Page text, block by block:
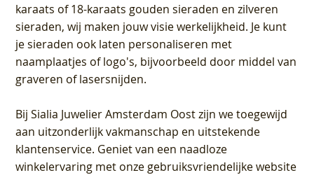
karaats of 18-karaats gouden sieraden en zilveren
sieraden, wij maken jouw visie werkelijkheid. Je kunt
je sieraden ook laten personaliseren met
naamplaatjes of logo's, bijvoorbeeld door middel van
graveren of lasersnijden.
BijSialia Juwelier Amsterdam Oostzijn we toegewijd
aan uitzonderlijk vakmanschap en uitstekende
klantenservice. Geniet van een naadloze
winkelervaring met onze gebruiksvriendelijke website